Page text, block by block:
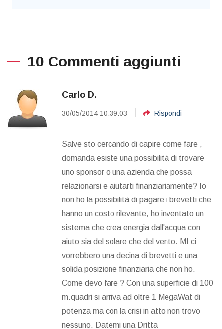
10 Commenti aggiunti
Carlo D.
30/05/2014 10:39:03 Rispondi
Salve sto cercando di capire come fare ,
domanda esiste una possibilità di trovare
uno sponsor o una azienda che possa
relazionarsi e aiutarti finanziariamente? Io
non ho la possibilità di pagare i brevetti che
hanno un costo rilevante, ho inventato un
sistema che crea energia dall'acqua con
aiuto sia del solare che del vento. MI ci
vorrebbero una decina di brevetti e una
solida posizione finanziaria che non ho.
Come devo fare ? Con una superficie di 100
m.quadri si arriva ad oltre 1 MegaWat di
potenza ma con la crisi in atto non trovo
nessuno. Datemi una Dritta